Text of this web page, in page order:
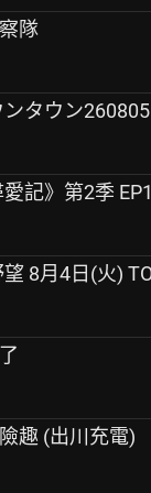
隊
タウン260805
記》第2季
8月4日(火)
趣 (出川充電)